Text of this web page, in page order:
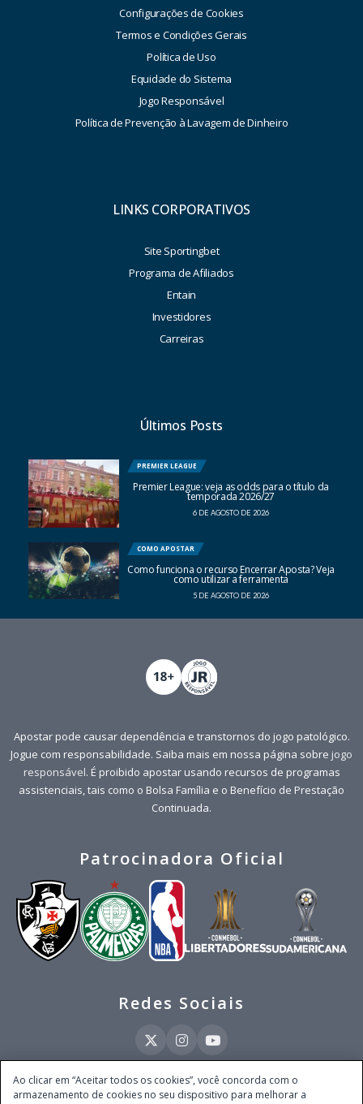
Configurações de Cookies
Termos e Condições Gerais
Política de Uso
Equidade do Sistema
Jogo Responsável
Política de Prevenção à Lavagem de Dinheiro
LINKS CORPORATIVOS
Site Sportingbet
Programa de Afiliados
Entain
Investidores
Carreiras
Últimos Posts
PREMIER LEAGUE
Premier League: veja as odds para o título da
temporada 2026/27
6 DE AGOSTO DE 2026
COMO APOSTAR
Como funciona o recurso Encerrar Aposta? Veja
como utilizar a ferramenta
5 DE AGOSTO DE 2026
Apostar pode causar dependência e transtornos do jogo patológico.
Jogue com responsabilidade. Saiba mais em nossa página sobre jogo
responsável. É proibido apostar usando recursos de programas
assistenciais, tais como o Bolsa Família e o Benefício de Prestação
Continuada.
Patrocinadora Oficial
Redes Sociais
Este site é operado pela Ventmear Brasil LTDA (CNPJ 52.868.380/0001-84), com
Ao clicar em “Aceitar todos os cookies”, você concorda com o
armazenamento de cookies no seu dispositivo para melhorar a